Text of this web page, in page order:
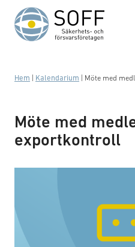
Hoppa till innehåll
Hem Kalendarium Möte med
Möte med
exportkontroll